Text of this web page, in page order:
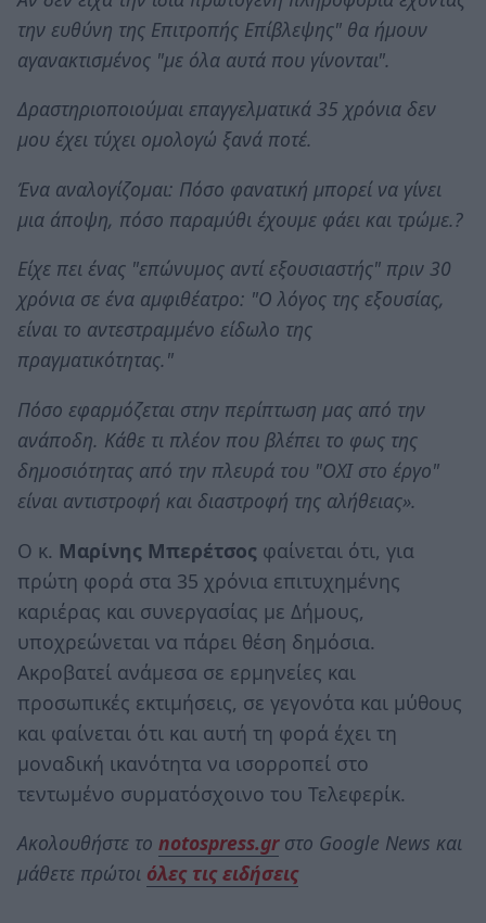
την ευθύνη της Επιτροπής Επίβλεψης" θα ήμουν
αγανακτισμένος "με όλα αυτά που γίνονται".
Δραστηριοποιούμαι επαγγελματικά 35 χρόνια δεν
μου έχει τύχει ομολογώ ξανά ποτέ.
Ένα αναλογίζομαι: Πόσο φανατική μπορεί να γίνει
μια άποψη, πόσο παραμύθι έχουμε φάει και τρώμε.?
Είχε πει ένας "επώνυμος αντί εξουσιαστής" πριν 30
χρόνια σε ένα αμφιθέατρο: "Ο λόγος της εξουσίας,
είναι το αντεστραμμένο είδωλο της
πραγματικότητας."
Πόσο εφαρμόζεται στην περίπτωση μας από την
ανάποδη. Κάθε τι πλέον που βλέπει το φως της
δημοσιότητας από την πλευρά του "ΟΧΙ στο έργο"
είναι αντιστροφή και διαστροφή της αλήθειας».
Ο κ. Μαρίνης Μπερέτσος φαίνεται ότι, για
πρώτη φορά στα 35 χρόνια επιτυχημένης
καριέρας και συνεργασίας με Δήμους,
υποχρεώνεται να πάρει θέση δημόσια.
Ακροβατεί ανάμεσα σε ερμηνείες και
προσωπικές εκτιμήσεις, σε γεγονότα και μύθους
και φαίνεται ότι και αυτή τη φορά έχει τη
μοναδική ικανότητα να ισορροπεί στο
τεντωμένο συρματόσχοινο του Τελεφερίκ.
Ακολουθήστε το notospress.grστο Google News και
μάθετε πρώτοι όλες τις ειδήσεις